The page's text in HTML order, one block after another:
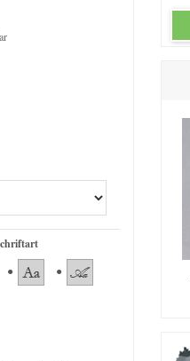
1884 - 0,70 ct Diamantring